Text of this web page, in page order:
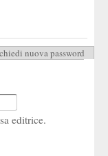
nuova password
editrice.